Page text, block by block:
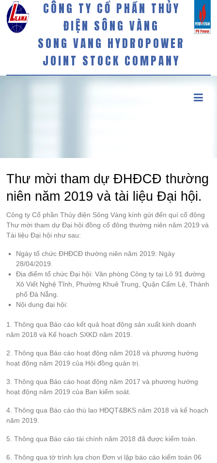
CÔNG TY CỔ PHẦN THỦY
ĐIỆN SÔNG VÀNG
SONG VANG HYDROPOWER
JOINT STOCK COMPANY
Thư mời tham dự ĐHĐCĐ thường
niên năm 2019 và tài liệu Đại hội.
Công ty Cổ phần Thủy điện Sông Vàng kính gửi đến quí cổ đông
Thư mời tham dự Đại hội đồng cổ đông thường niên năm 2019 và
Tài liệu Đại hội như sau:
Ngày tổ chức ĐHĐCĐ thường niên năm 2019: Ngày
28/04/2019.
Địa điểm tổ chức Đại hội: Văn phòng Công ty tại Lô 91 đường
Xô Viết Nghệ Tĩnh, Phường Khuê Trung, Quận Cẩm Lệ, Thành
phố Đà Nẵng.
Nội dung đại hội:
1. Thông qua Báo cáo kết quả hoạt động sản xuất kinh doanh
năm 2018 và Kế hoạch SXKD năm 2019.
2. Thông qua Báo cáo hoạt động năm 2018 và phương hướng
hoạt động năm 2019 của Hội đồng quản trị.
3. Thông qua Báo cáo hoạt động năm 2017 và phương hướng
hoạt động năm 2019 của Ban kiểm soát.
4. Thông qua Báo cáo thù lao HĐQT&BKS năm 2018 và kế hoạch
năm 2019.
5. Thông qua Báo cáo tài chính năm 2018 đã được kiểm toán.
6. Thông qua tờ trình lựa chọn Đơn vị lập báo cáo kiểm toán 06